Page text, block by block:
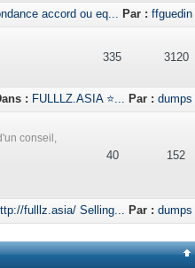
accord ou eq... Par : ffguedin
335 3120
: FULLLZ.ASIA ⭐... Par : dumps
conseil,
40 152
fulllz.asia/ Selling... Par : dumps